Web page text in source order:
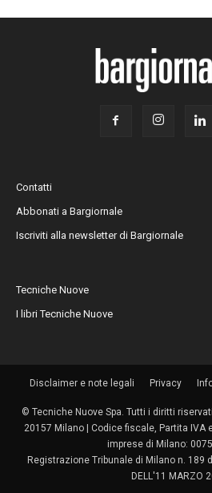
Contatti
Abbonati a Bargiornale
Iscriviti alla newsletter di Bargiornale
Tecniche Nuove
I libri Tecniche Nuove
Disclaimer e note legali Privacy
© Tecniche Nuove Spa. Tutti i diritti
20157 Milano | Codice fiscale, Partita
imprese di Milano:
Registrazione Tribunale di Milano n. 189
DELL'11 MARZO